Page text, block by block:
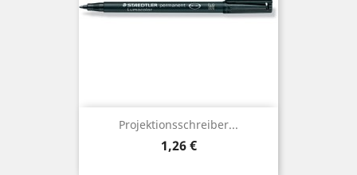
Projektionsschreiber...
Preis
1,26 €